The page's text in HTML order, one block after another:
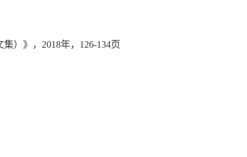
）》，2018年，126-134页